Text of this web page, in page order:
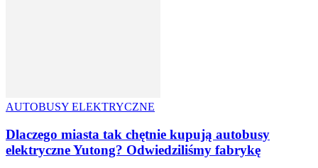
AUTOBUSY ELEKTRYCZNE
Dlaczego miasta tak chętnie kupują autobusy
elektryczne Yutong? Odwiedziliśmy fabrykę